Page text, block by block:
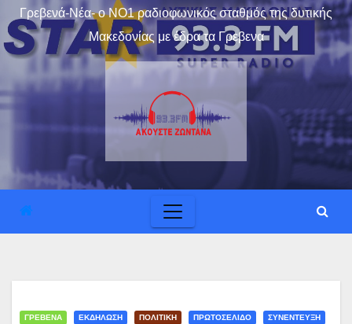
Γρεβενά-Νέα- ο ΝΟ1 ραδιοφωνικός σταθμός της δυτικής
Μακεδονίας με έδρα τα Γρεβενα
ΓΡΕΒΕΝΑ ΕΚΔΗΛΩΣΗ ΠΟΛΙΤΙΚΗ ΠΡΩΤΟΣΕΛΙΔΟ ΣΥΝΕΝΤΕΥΞΗ